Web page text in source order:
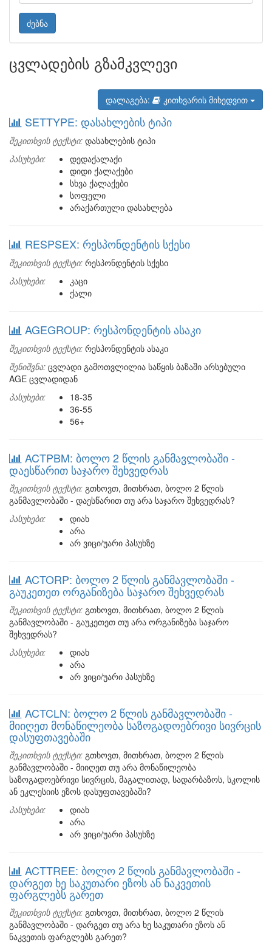
ძებნა
ცვლადების გზამკვლევი
დალაგება: კითხვარის მიხედვით
SETTYPE: დასახლების ტიპი
შეკითხვის ტექსტი: დასახლების ტიპი
პასუხები:
დედაქალაქი
დიდი ქალაქები
სხვა ქალაქები
სოფელი
არაქართული დასახლება
RESPSEX: რესპონდენტის სქესი
შეკითხვის ტექსტი: რესპონდენტის სქესი
პასუხები:
კაცი
ქალი
AGEGROUP: რესპონდენტის ასაკი
შეკითხვის ტექსტი: რესპონდენტის ასაკი
შენიშვნა: ცვლადი გამოთვლილია საწყის ბაზაში არსებული
AGE ცვლადიდან
პასუხები:
18-35
36-55
56+
ACTPBM: ბოლო 2 წლის განმავლობაში -
დაესწარით საჯარო შეხვედრას
შეკითხვის ტექსტი: გთხოვთ, მითხრათ, ბოლო 2 წლის
განმავლობაში - დაესწარით თუ არა საჯარო შეხვედრას?
პასუხები:
დიახ
არა
არ ვიცი/უარი პასუხზე
ACTORP: ბოლო 2 წლის განმავლობაში -
გაუკეთეთ ორგანიზება საჯარო შეხვედრას
შეკითხვის ტექსტი: გთხოვთ, მითხრათ, ბოლო 2 წლის
განმავლობაში - გაუკეთეთ თუ არა ორგანიზება საჯარო
შეხვედრას?
პასუხები:
დიახ
არა
არ ვიცი/უარი პასუხზე
ACTCLN: ბოლო 2 წლის განმავლობაში -
მიიღეთ მონაწილეობა საზოგადოებრივი სივრცის
დასუფთავებაში
შეკითხვის ტექსტი: გთხოვთ, მითხრათ, ბოლო 2 წლის
განმავლობაში - მიიღეთ თუ არა მონაწილეობა
საზოგადოებრივი სივრცის, მაგალითად, სადარბაზოს, სკოლის
ან ეკლესიის ეზოს დასუფთავებაში?
პასუხები:
დიახ
არა
არ ვიცი/უარი პასუხზე
ACTTREE: ბოლო 2 წლის განმავლობაში -
დარგეთ ხე საკუთარი ეზოს ან ნაკვეთის
ფარგლებს გარეთ
შეკითხვის ტექსტი: გთხოვთ, მითხრათ, ბოლო 2 წლის
განმავლობაში - დარგეთ თუ არა ხე საკუთარი ეზოს ან
ნაკვეთის ფარგლებს გარეთ?